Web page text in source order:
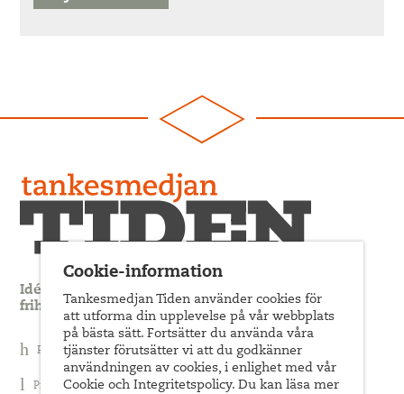
Idédebatt och analys som förnyar arbetarrörelsens
frihets- och jämlikhetssträvan
Prenumerera på nyhetsbrev
Prenumerera på Tiden Magasin
Cookie-information
Tankesmedjan Tiden använder cookies för
att utforma din upplevelse på vår webbplats
på bästa sätt. Fortsätter du använda våra
tjänster förutsätter vi att du godkänner
användningen av cookies, i enlighet med vår
Cookie och Integritetspolicy. Du kan läsa mer